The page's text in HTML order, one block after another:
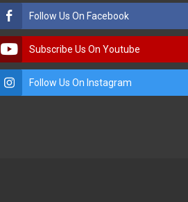
Follow Us On Facebook
Subscribe Us On Youtube
Follow Us On Instagram